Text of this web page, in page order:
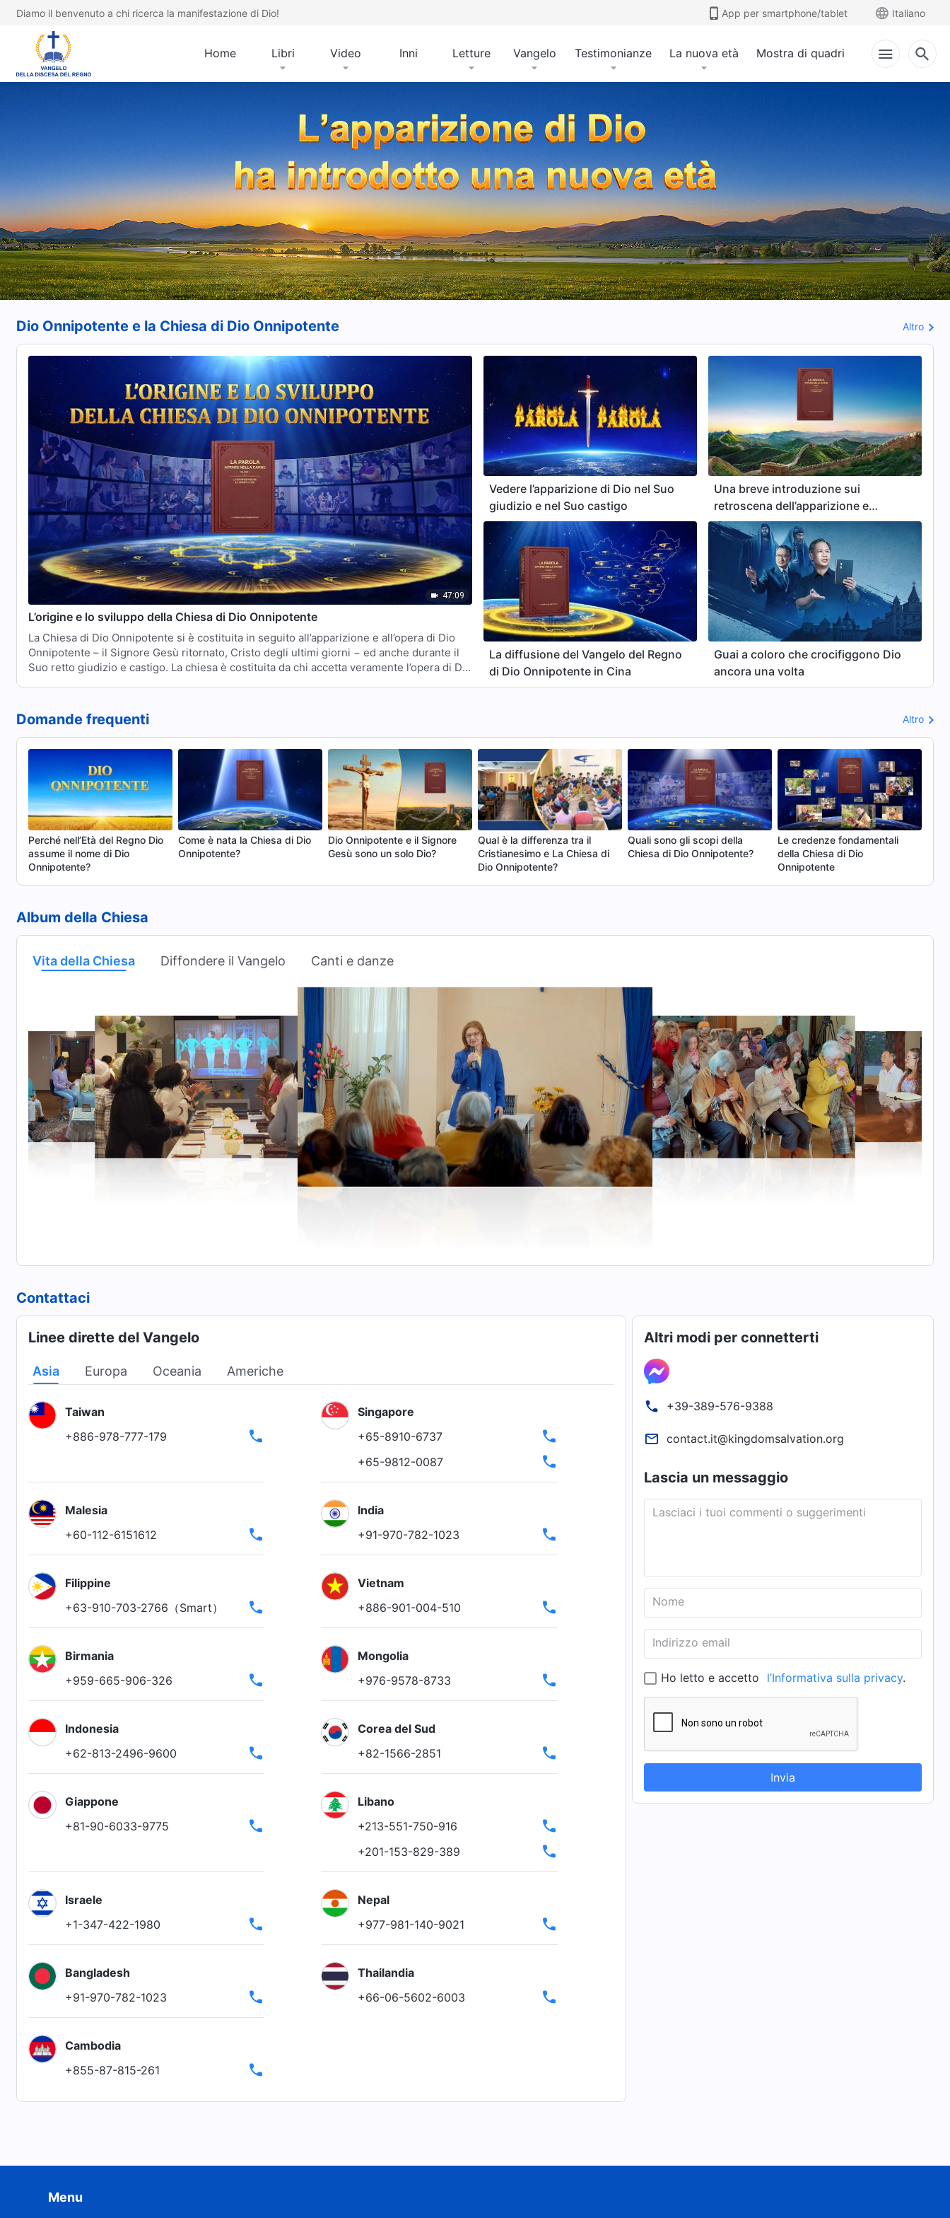
Diamo il benvenuto a chi ricerca la manifestazione di Dio! App per smartphone/tablet Italiano
Home Libri Video Inni Letture Vangelo Testimonianze La nuova età Mostra di quadri
Dio Onnipotente e la Chiesa di Dio Onnipotente Altro
47:09
L’origine e lo sviluppo della Chiesa di Dio Onnipotente
La Chiesa di Dio Onnipotente si è costituita in seguito all’apparizione e all’opera di Dio
Onnipotente – il Signore Gesù ritornato, Cristo degli ultimi giorni − ed anche durante il
Suo retto giudizio e castigo. La chiesa è costituita da chi accetta veramente l’opera di Dio
personalmente da Lui, e non è stata assolutamente creata da nessun uomo. Questo è un
fatto riconosciuto da tutti gli eletti della Chiesa di Dio Onnipotente. …
Vedere l’apparizione di Dio nel Suo
giudizio e nel Suo castigo
Una breve introduzione sui
retroscena dell’apparizione e
dell’opera di Cristo degli ultimi giorni
in Cina
La diffusione del Vangelo del Regno
di Dio Onnipotente in Cina
Guai a coloro che crocifiggono Dio
ancora una volta
Domande frequenti Altro
Perché nell’Età del Regno Dio
assume il nome di Dio
Onnipotente?
Come è nata la Chiesa di Dio
Onnipotente?
Dio Onnipotente e il Signore
Gesù sono un solo Dio?
Qual è la differenza tra il
Cristianesimo e La Chiesa di
Dio Onnipotente?
Quali sono gli scopi della
Chiesa di Dio Onnipotente?
Le credenze fondamentali
della Chiesa di Dio
Onnipotente
Album della Chiesa
Vita della Chiesa Diffondere il Vangelo Canti e danze
Contattaci
Linee dirette del Vangelo
Asia Europa Oceania Americhe
Taiwan
+886-978-777-179
Singapore
+65-8910-6737
+65-9812-0087
Malesia
+60-112-6151612
India
+91-970-782-1023
Filippine
+63-910-703-2766（Smart）
Vietnam
+886-901-004-510
Birmania
+959-665-906-326
Mongolia
+976-9578-8733
Indonesia
+62-813-2496-9600
Corea del Sud
+82-1566-2851
Giappone
+81-90-6033-9775
Libano
+213-551-750-916
+201-153-829-389
Israele
+1-347-422-1980
Nepal
+977-981-140-9021
Bangladesh
+91-970-782-1023
Thailandia
+66-06-5602-6003
Cambodia
+855-87-815-261
Altri modi per connetterti
+39-389-576-9388
contact.it@kingdomsalvation.org
Lascia un messaggio
Lasciaci i tuoi commenti o suggerimenti
Nome
Indirizzo email
Ho letto e accetto l’Informativa sulla privacy.
Menu